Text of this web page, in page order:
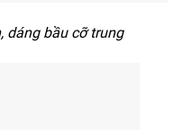
dáng bầu cỡ trung